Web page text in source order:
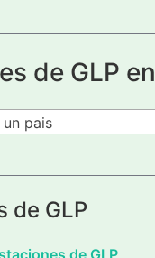
de GLP en
pais
de GLP